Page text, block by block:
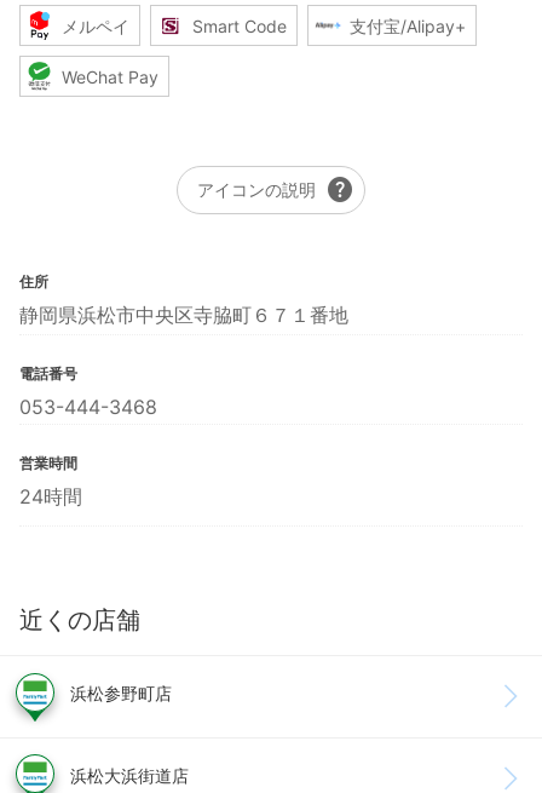
メルペイ Smart Code 支付宝/Alipay+
WeChat Pay
アイコンの説明 help
住所
静岡県浜松市中央区寺脇町６７１番地
電話番号
053-444-3468
営業時間
24時間
近くの店舗
浜松参野町店
浜松大浜街道店